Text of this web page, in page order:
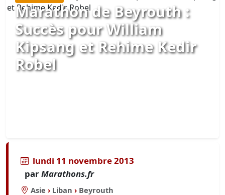
Marathon de Beyrouth :
Succès pour William
Kipsang et Rehime Kedir
Robel
lundi 11 novembre 2013
parMarathons.fr
Asie › Liban › Beyrouth